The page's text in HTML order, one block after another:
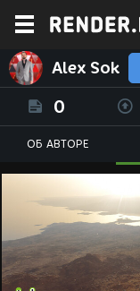
Alex Sok
0
ОБ АВТОРЕ